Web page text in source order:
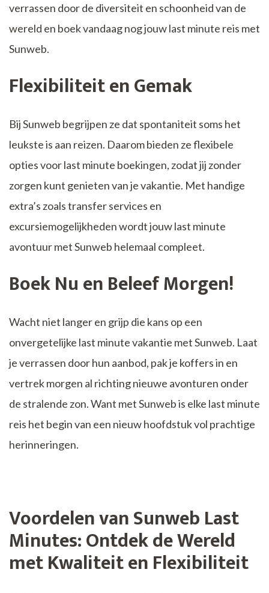
verrassen door de diversiteit en schoonheid van de
wereld en boek vandaag nog jouw last minute reis met
Sunweb.
Flexibiliteit en Gemak
Bij Sunweb begrijpen ze dat spontaniteit soms het
leukste is aan reizen. Daarom bieden ze flexibele
opties voor last minute boekingen, zodat jij zonder
zorgen kunt genieten van je vakantie. Met handige
extra’s zoals transfer services en
excursiemogelijkheden wordt jouw last minute
avontuur met Sunweb helemaal compleet.
Boek Nu en Beleef Morgen!
Wacht niet langer en grijp die kans op een
onvergetelijke last minute vakantie met Sunweb. Laat
je verrassen door hun aanbod, pak je koffers in en
vertrek morgen al richting nieuwe avonturen onder
de stralende zon. Want met Sunweb is elke last minute
reis het begin van een nieuw hoofdstuk vol prachtige
herinneringen.
Voordelen van Sunweb Last
Minutes: Ontdek de Wereld
met Kwaliteit en Flexibiliteit